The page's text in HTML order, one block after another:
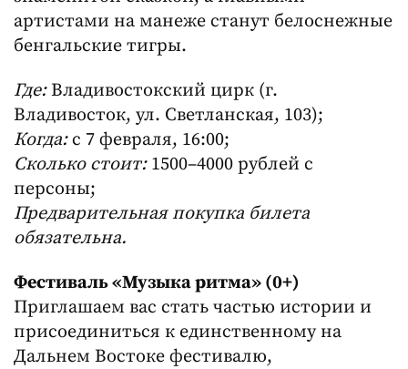
артистами на манеже станут белоснежные
бенгальские тигры.
Где:Владивостокский цирк (г.
Владивосток, ул. Светланская, 103);
Когда:с 7 февраля, 16:00;
Сколько стоит:1500–4000 рублей с
персоны;
Предварительная покупка билета
обязательна.
Фестиваль «Музыка ритма» (0+)
Приглашаем вас стать частью истории и
присоединиться к единственному на
Дальнем Востоке фестивалю,